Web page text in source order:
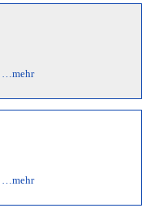
…mehr
…mehr